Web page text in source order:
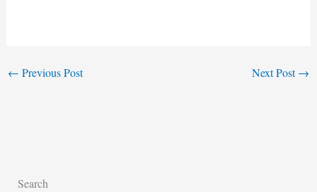
← Previous Post Next Post→
Search